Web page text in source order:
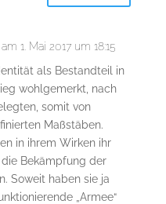
am 1. Mai 2017 um 18:15
als Bestandteil in
wohlgemerkt, nach
somit von
Maßstäben.
in ihrem Wirken ihr
Bekämpfung der
Soweit haben sie ja
„Armee“